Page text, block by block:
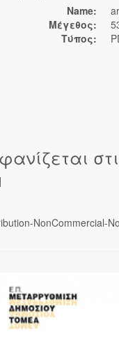
Name:
Μέγεθος:
Τύπος:
NonCommercial-